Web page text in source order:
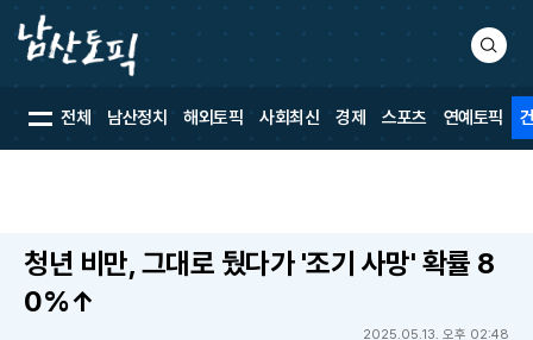
검
전체 남산정치 해외토픽 사회최신 경제 스포츠 연예토픽
청년 비만, 그대로 뒀다가 '조기 사망' 확률 8
0%↑
2025.05.13. 오후 02:48